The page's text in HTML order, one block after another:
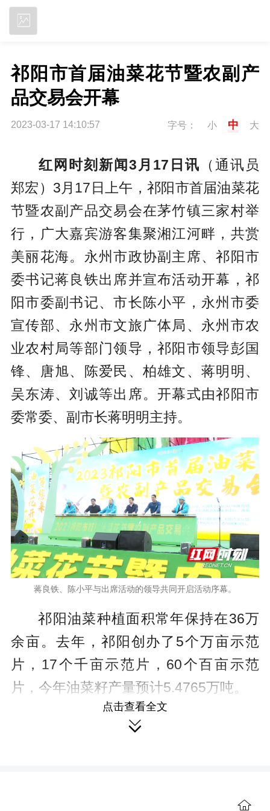
祁阳市首届油菜花节暨农副产
品交易会开幕
2023-03-17 14:10:57 字号： 小 中 大
红网时刻新闻3月17日讯 （通讯员
郑宏）3月17日上午，祁阳市首届油菜花
节暨农副产品交易会在茅竹镇三家村举
行，广大嘉宾游客集聚湘江河畔，共赏
美丽花海。永州市政协副主席、祁阳市
委书记蒋良铁出席并宣布活动开幕，祁
阳市委副书记、市长陈小平，永州市委
宣传部、永州市文旅广体局、永州市农
业农村局等部门领导，祁阳市领导彭国
锋、唐旭、陈爱民、柏雄文、蒋明明、
吴东涛、刘诚等出席。开幕式由祁阳市
委常委、副市长蒋明明主持。
蒋良铁、陈小平与出席活动的领导共同开启活动序幕。
祁阳油菜种植面积常年保持在36万
余亩。去年，祁阳创办了5个万亩示范
片，17个千亩示范片，60个百亩示范
片，今年油菜籽产量预计5.4765万吨。
开幕式上，陈小平化身旅游“推荐
点击查看全文
